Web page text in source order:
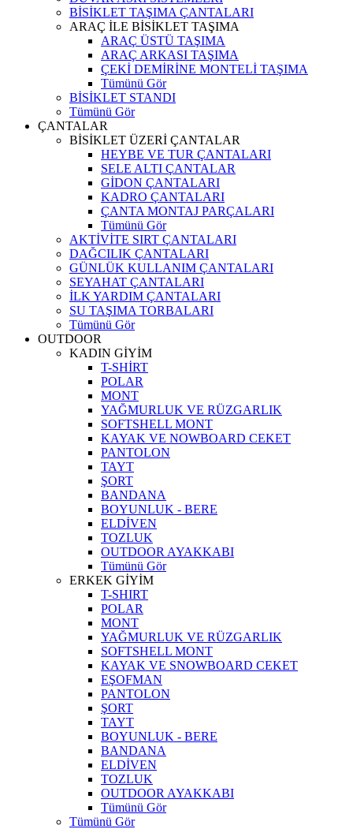
BİSİKLET TAŞIMA ÇANTALARI
ARAÇ İLE BİSİKLET TAŞIMA
ARAÇ ÜSTÜ TAŞIMA
ARAÇ ARKASI TAŞIMA
ÇEKİ DEMİRİNE MONTELİ TAŞIMA
Tümünü Gör
BİSİKLET STANDI
Tümünü Gör
ÇANTALAR
BİSİKLET ÜZERİ ÇANTALAR
HEYBE VE TUR ÇANTALARI
SELE ALTI ÇANTALAR
GİDON ÇANTALARI
KADRO ÇANTALARI
ÇANTA MONTAJ PARÇALARI
Tümünü Gör
AKTİVİTE SIRT ÇANTALARI
DAĞCILIK ÇANTALARI
GÜNLÜK KULLANIM ÇANTALARI
SEYAHAT ÇANTALARI
İLK YARDIM ÇANTALARI
SU TAŞIMA TORBALARI
Tümünü Gör
OUTDOOR
KADIN GİYİM
T-SHİRT
POLAR
MONT
YAĞMURLUK VE RÜZGARLIK
SOFTSHELL MONT
KAYAK VE NOWBOARD CEKET
PANTOLON
TAYT
ŞORT
BANDANA
BOYUNLUK - BERE
ELDİVEN
TOZLUK
OUTDOOR AYAKKABI
Tümünü Gör
ERKEK GİYİM
T-SHIRT
POLAR
MONT
YAĞMURLUK VE RÜZGARLIK
SOFTSHELL MONT
KAYAK VE SNOWBOARD CEKET
EŞOFMAN
PANTOLON
ŞORT
TAYT
BOYUNLUK - BERE
BANDANA
ELDİVEN
TOZLUK
OUTDOOR AYAKKABI
Tümünü Gör
Tümünü Gör